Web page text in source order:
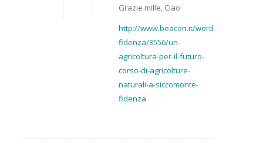
Grazie mille, Ciao
http://www.beacon.it/wordpress/
fidenza/3556/un-
agricoltura-per-il-futuro-
corso-di-agricolture-
naturali-a-siccomonte-
fidenza